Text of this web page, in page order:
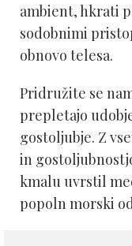
ambient, hkrati
sodobnimi
obnovo telesa.
Pridružite se
prepletajo
gostoljubje. Z
in
kmalu uvrstil
popoln morski